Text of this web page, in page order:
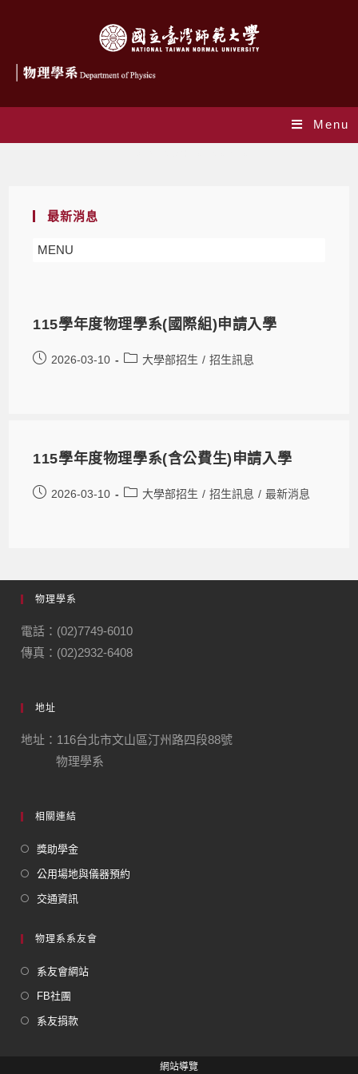
Menu
最新消息
MENU
115學年度物理學系(國際組)申請入學
2026-03-10 大學部招生 / 招生訊息
115學年度物理學系(含公費生)申請入學
2026-03-10 大學部招生 / 招生訊息 / 最新消息
物理學系
電話：(02)7749-6010
傳真：(02)2932-6408
地址
地址：116台北市文山區汀州路四段88號
物理學系
相關連結
獎助學金
公用場地與儀器預約
交通資訊
物理系系友會
系友會網站
FB社團
系友捐款
網站導覽